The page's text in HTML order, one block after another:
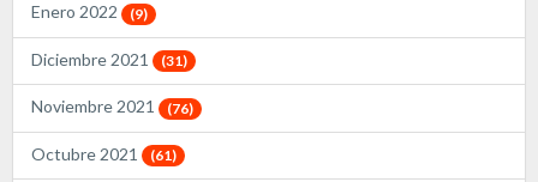
Enero 2022 (9)
Diciembre 2021 (31)
Noviembre 2021 (76)
Octubre 2021 (61)